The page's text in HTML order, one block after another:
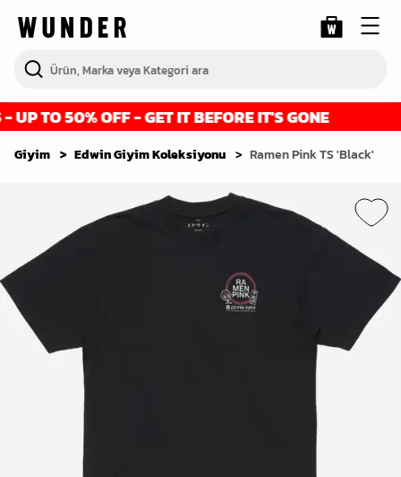
TO 50% OFF - GET IT BEFORE IT'S GONE
Giyim Edwin Giyim Koleksiyonu Ramen Pink TS 'Black'